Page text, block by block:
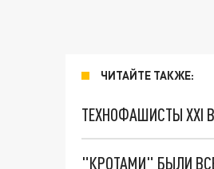
ЧИТАЙТЕ ТАКЖЕ:
ТЕХНОФАШИСТЫ XXI
"КРОТАМИ" БЫЛИ